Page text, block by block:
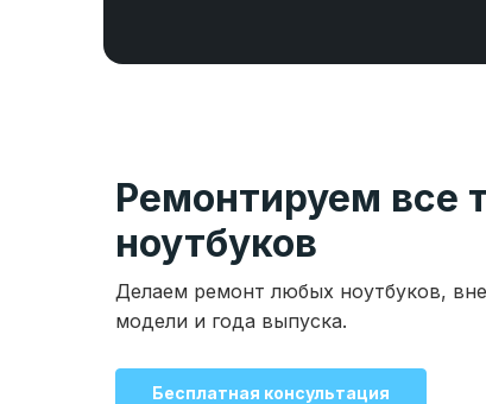
Ремонтируем все
ноутбуков
Делаем ремонт любых ноутбуков,
модели и года выпуска.
Бесплатная консультация